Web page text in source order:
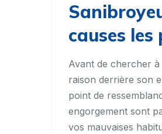
causes
Avant de chercher à
raison derrière son
point de
engorgement sont
vos mauvaises